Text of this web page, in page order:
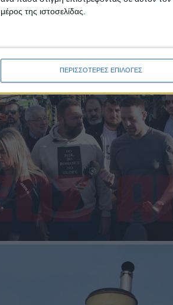
μέρος της ιστοσελίδας.
ΠΕΡΙΣΣΟΤΕΡΕΣ ΕΠΙΛΟΓΕΣ